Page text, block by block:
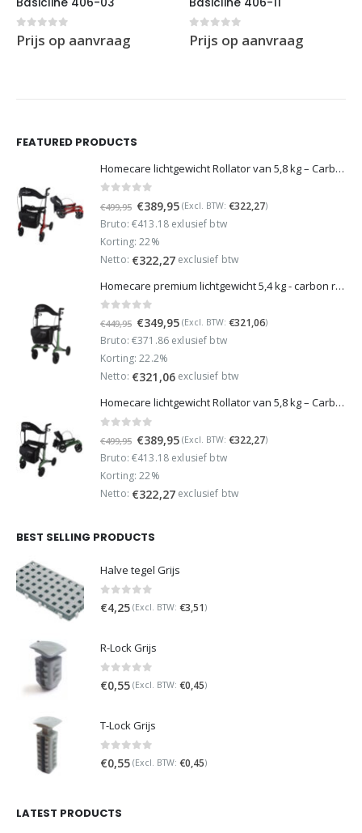
0out of 5
Prijs op aanvraag 0out of 5
Prijs op aanvraag
FEATURED PRODUCTS
Homecare lichtgewicht Rollator van 5,8 kg – Carbon rollator tot 150 kg draaggewicht – Dubbel opvouwbaar en inclusief reistas - Rood
€499,95 Oorspronkelijke
prijs
was:
€499,95.
€389,95Huidige
prijs
€389,95.
(Excl. BTW: €322,27)
Bruto: €413.18 exlusief btw
Korting: 22%
Netto: €322,27exclusief btw
Homecare premium lichtgewicht 5,4 kg - carbon rollator - 150 kg draaggewicht - Opvouwbaar - Groen - incl stokhouder
out of 5
€449,95 Oorspronkelijke
prijs
was:
€449,95.
€349,95Huidige
prijs
€349,95.
(Excl. BTW: €321,06)
Bruto: €371.86 exlusief btw
Korting: 22.2%
Netto: €321,06exclusief btw
Homecare lichtgewicht Rollator van 5,8 kg – Carbon rollator tot 150 kg draaggewicht – Dubbel opvouwbaar en inclusief reistas - Groen
out of 5
€499,95 Oorspronkelijke
prijs
was:
€499,95.
€389,95Huidige
prijs
€389,95.
(Excl. BTW: €322,27)
Bruto: €413.18 exlusief btw
Korting: 22%
Netto: €322,27exclusief btw
BEST SELLING PRODUCTS
Halve tegel Grijs
0 out of 5
€4,25 (Excl. BTW: €3,51)
R-Lock Grijs
0 out of 5
€0,55 (Excl. BTW: €0,45)
T-Lock Grijs
0 out of 5
€0,55 (Excl. BTW: €0,45)
LATEST PRODUCTS